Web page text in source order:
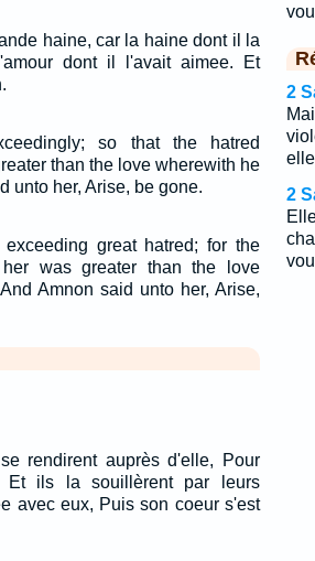
haine, car la haine dont il la
dont il l'avait aimee. Et
so that the hatred
than the love wherewith he
unto her, Arise, be gone.
great hatred; for the
was greater than the love
Amnon said unto her, Arise,
rendirent auprès d'elle, Pour
Et ils la souillèrent par leurs
avec eux, Puis son coeur s'est
2
2